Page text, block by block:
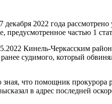
2022 года
предусмотренное частью 1
Кинель-Черкасским
судимого, который
что помощник
в адрес последней